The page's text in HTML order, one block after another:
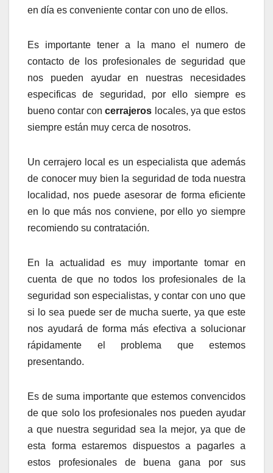
en día es conveniente contar con uno de ellos.
Es importante tener a la mano el numero de
contacto de los profesionales de seguridad que
nos pueden ayudar en nuestras necesidades
especificas de seguridad, por ello siempre es
bueno contar concerrajeros locales, ya que estos
siempre están muy cerca de nosotros.
Un cerrajero local es un especialista que además
de conocer muy bien la seguridad de toda nuestra
localidad, nos puede asesorar de forma eficiente
en lo que más nos conviene, por ello yo siempre
recomiendo su contratación.
En la actualidad es muy importante tomar en
cuenta de que no todos los profesionales de la
seguridad son especialistas, y contar con uno que
si lo sea puede ser de mucha suerte, ya que este
nos ayudará de forma más efectiva a solucionar
rápidamente el problema que estemos
presentando.
Es de suma importante que estemos convencidos
de que solo los profesionales nos pueden ayudar
a que nuestra seguridad sea la mejor, ya que de
esta forma estaremos dispuestos a pagarles a
estos profesionales de buena gana por sus